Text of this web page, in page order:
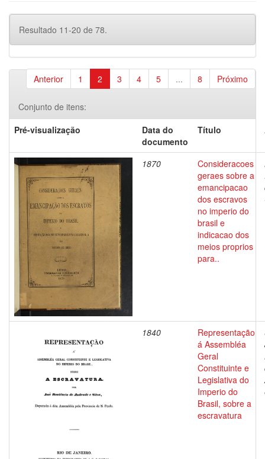
Resultado 11-20 de 78.
Anterior 1 2 3 4 5 ... 8 Próximo
Conjunto de itens:
Pré-visualização
Data do
documento
Título
1870
Consideracoes
geraes sobre a
emancipacao
dos escravos
no imperio do
brasil e
indicacao dos
meios proprios
para..
1840
Representação
á Assembléa
Geral
Constituinte e
Legislativa do
Imperio do
Brasil, sobre a
escravatura